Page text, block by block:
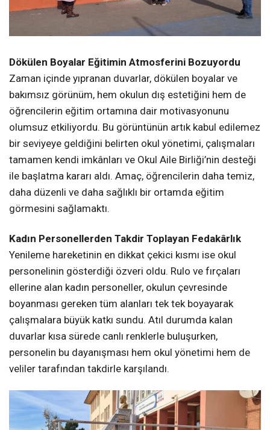
Dökülen Boyalar Eğitimin Atmosferini Bozuyordu
Zaman içinde yıpranan duvarlar, dökülen boyalar ve
bakımsız görünüm, hem okulun dış estetiğini hem de
öğrencilerin eğitim ortamına dair motivasyonunu
olumsuz etkiliyordu. Bu görüntünün artık kabul edilemez
bir seviyeye geldiğini belirten okul yönetimi, çalışmaları
tamamen kendi imkânları ve Okul Aile Birliği’nin desteği
ile başlatma kararı aldı. Amaç, öğrencilerin daha temiz,
daha düzenli ve daha sağlıklı bir ortamda eğitim
görmesini sağlamaktı.
Kadın Personellerden Takdir Toplayan Fedakârlık
Yenileme hareketinin en dikkat çekici kısmı ise okul
personelinin gösterdiği özveri oldu. Rulo ve fırçaları
ellerine alan kadın personeller, okulun çevresinde
boyanması gereken tüm alanları tek tek boyayarak
çalışmalara büyük katkı sundu. Atıl durumda kalan
duvarlar kısa sürede canlı renklerle buluşurken,
personelin bu dayanışması hem okul yönetimi hem de
veliler tarafından takdirle karşılandı.